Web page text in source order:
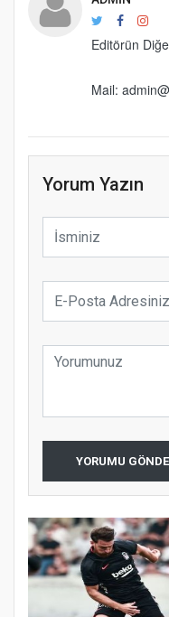
Editörün
Mail:
Yorum Yazın
YORUMU